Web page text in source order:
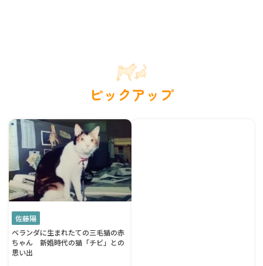
ピックアップ
佐藤陽
ベランダに生まれたての三毛猫の赤
ちゃん 新婚時代の猫「チビ」との
思い出